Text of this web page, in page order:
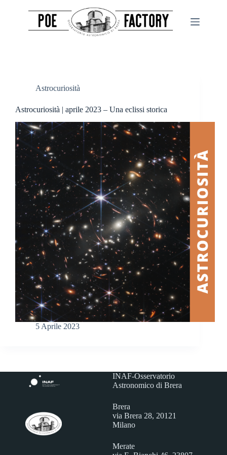
Astrocuriosità
Astrocuriosità | aprile 2023 – Una eclissi storica
5 Aprile 2023
INAF-Osservatorio
Astronomico di Brera
Brera
via Brera 28, 20121
Milano
Merate